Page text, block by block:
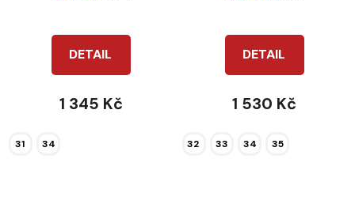
DETAIL
1 345 Kč
31 34
DETAIL
1 530 Kč
32 33 34 35